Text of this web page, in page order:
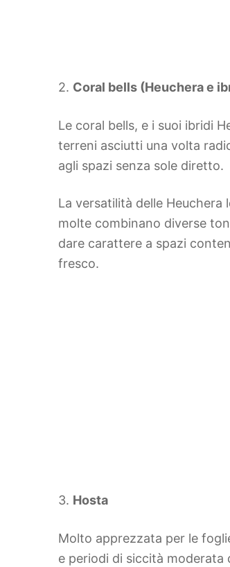
2. Coral bells (Heuchera e
Le coral bells, e i suoi ibridi
terreni asciutti una volta
agli spazi senza sole diretto.
La versatilità delle
molte combinano diverse
dare carattere a spazi
fresco.
3. Hosta
Molto apprezzata per le
e periodi di siccità moderata